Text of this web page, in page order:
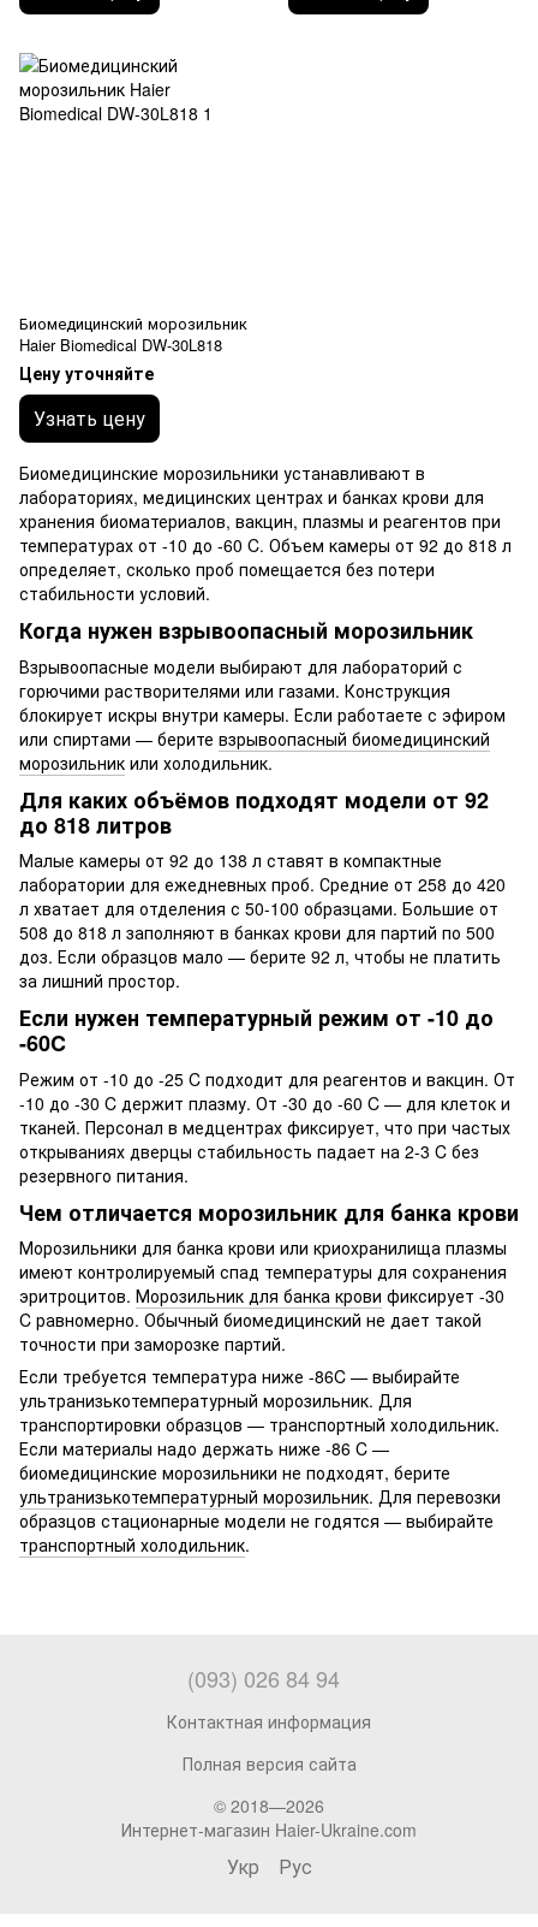
Биомедицинский морозильник
Haier Biomedical DW-30L818
Цену уточняйте
Узнать цену
Биомедицинские морозильники устанавливают в
лабораториях, медицинских центрах и банках крови для
хранения биоматериалов, вакцин, плазмы и реагентов при
температурах от -10 до -60 C. Объем камеры от 92 до 818 л
определяет, сколько проб помещается без потери
стабильности условий.
Когда нужен взрывоопасный морозильник
Взрывоопасные модели выбирают для лабораторий с
горючими растворителями или газами. Конструкция
блокирует искры внутри камеры. Если работаете с эфиром
или спиртами — берите взрывоопасный биомедицинский
морозильник или холодильник.
Для каких объёмов подходят модели от 92
до 818 литров
Малые камеры от 92 до 138 л ставят в компактные
лаборатории для ежедневных проб. Средние от 258 до 420
л хватает для отделения с 50-100 образцами. Большие от
508 до 818 л заполняют в банках крови для партий по 500
доз. Если образцов мало — берите 92 л, чтобы не платить
за лишний простор.
Если нужен температурный режим от -10 до
-60C
Режим от -10 до -25 C подходит для реагентов и вакцин. От
-10 до -30 C держит плазму. От -30 до -60 C — для клеток и
тканей. Персонал в медцентрах фиксирует, что при частых
открываниях дверцы стабильность падает на 2-3 C без
резервного питания.
Чем отличается морозильник для банка крови
Морозильники для банка крови или криохранилища плазмы
имеют контролируемый спад температуры для сохранения
эритроцитов. Морозильник для банка крови фиксирует -30
C равномерно. Обычный биомедицинский не дает такой
точности при заморозке партий.
Если требуется температура ниже -86C — выбирайте
ультранизькотемпературный морозильник. Для
транспортировки образцов — транспортный холодильник.
Если материалы надо держать ниже -86 C —
биомедицинские морозильники не подходят, берите
ультранизькотемпературный морозильник. Для перевозки
образцов стационарные модели не годятся — выбирайте
транспортный холодильник.
(093) 026 84 94
Контактная информация
Полная версия сайта
© 2018—2026
Интернет-магазин Haier-Ukraine.com
Укр Рус